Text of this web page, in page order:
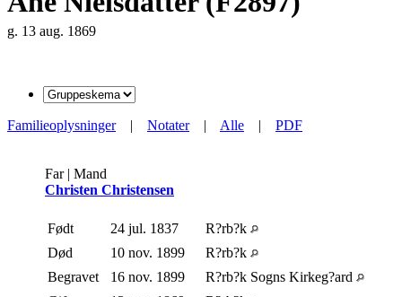
g. 13 aug. 1869
Familieoplysninger| Notater| Alle | PDF
Far | Mand
Christen Christensen
Født 24 jul. 1837
R?rb?k
Død
10 nov. 1899
R?rb?k
Begravet
16 nov. 1899
R?rb?k Sogns Kirkeg?ard